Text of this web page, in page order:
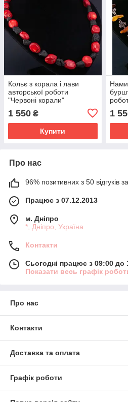
Кольє з корала і лави
авторської роботи
"Червоні корали"
1 550 ₴
Купити
1
Про нас
96% позитивних з 50 відгуків
Працює з 07.12.2013
м. Дніпро
*, Дніпро, Україна
Контакти
Сьогодні працює з 09:00 до
Показати весь графік
Про нас
Контакти
Доставка та оплата
Графік роботи